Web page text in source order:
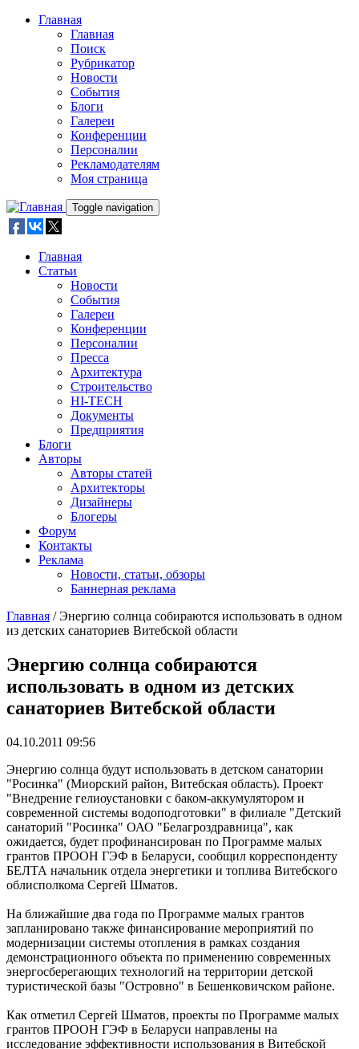
Skip to main content
Главная
Главная
Поиск
Рубрикатор
Новости
События
Блоги
Галереи
Конференции
Персоналии
Рекламодателям
Моя страница
Toggle navigation
Главная
Статьи
Новости
События
Галереи
Конференции
Персоналии
Пресса
Архитектура
Строительство
HI-TECH
Документы
Предприятия
Блоги
Авторы
Авторы статей
Архитекторы
Дизайнеры
Блогеры
Форум
Контакты
Реклама
Новости, статьи, обзоры
Баннерная реклама
You are here
Главная / Энергию солнца собираются использовать в одном
из детских санаториев Витебской области
Энергию солнца собираются
использовать в одном из детских
санаториев Витебской области
04.10.2011 09:56
Энергию солнца будут использовать в детском санатории
"Росинка" (Миорский район, Витебская область). Проект
"Внедрение гелиоустановки с баком-аккумулятором и
современной системы водоподготовки" в филиале "Детский
санаторий "Росинка" ОАО "Белагроздравница", как
ожидается, будет профинансирован по Программе малых
грантов ПРООН ГЭФ в Беларуси, сообщил корреспонденту
БЕЛТА начальник отдела энергетики и топлива Витебского
облисполкома Сергей Шматов.
На ближайшие два года по Программе малых грантов
запланировано также финансирование мероприятий по
модернизации системы отопления в рамках создания
демонстрационного объекта по применению современных
энергосберегающих технологий на территории детской
туристической базы "Островно" в Бешенковичском районе.
Как отметил Сергей Шматов, проекты по Программе малых
грантов ПРООН ГЭФ в Беларуси направлены на
исследование эффективности использования в Витебской